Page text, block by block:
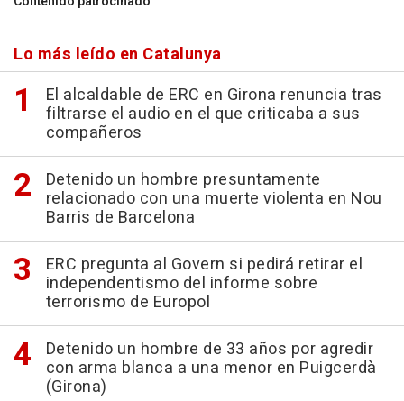
Lo más leído en Catalunya
El alcaldable de ERC en Girona renuncia tras
filtrarse el audio en el que criticaba a sus
compañeros
Detenido un hombre presuntamente
relacionado con una muerte violenta en Nou
Barris de Barcelona
ERC pregunta al Govern si pedirá retirar el
independentismo del informe sobre
terrorismo de Europol
Detenido un hombre de 33 años por agredir
con arma blanca a una menor en Puigcerdà
(Girona)